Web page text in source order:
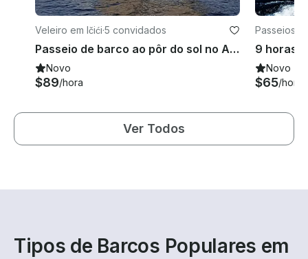
Veleiro em Ičići·5 convidados
Passeio de barco ao pôr do sol no Adriático a bordo do veleiro Cossutti Yacht Design de 30 pés
Novo
$89/hora
Passeios
Novo
$65/hora
Ver Todos
Tipos de Barcos Populares em